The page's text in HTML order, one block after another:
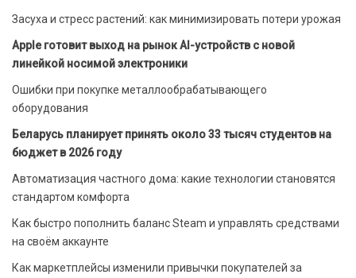
Засуха и стресс растений: как минимизировать потери урожая
Apple готовит выход на рынок AI-устройств с новой
линейкой носимой электроники
Ошибки при покупке металлообрабатывающего
оборудования
Беларусь планирует принять около 33 тысяч студентов на
бюджет в 2026 году
Автоматизация частного дома: какие технологии становятся
стандартом комфорта
Как быстро пополнить баланс Steam и управлять средствами
на своём аккаунте
Как маркетплейсы изменили привычки покупателей за